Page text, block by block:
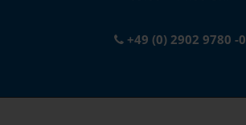
+49 (0) 2902 9780 -0